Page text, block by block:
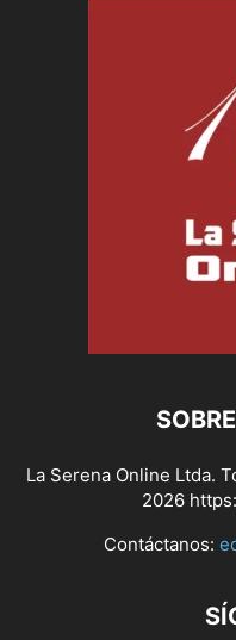
La Serena Online Ltda.
2026
Contáctanos: